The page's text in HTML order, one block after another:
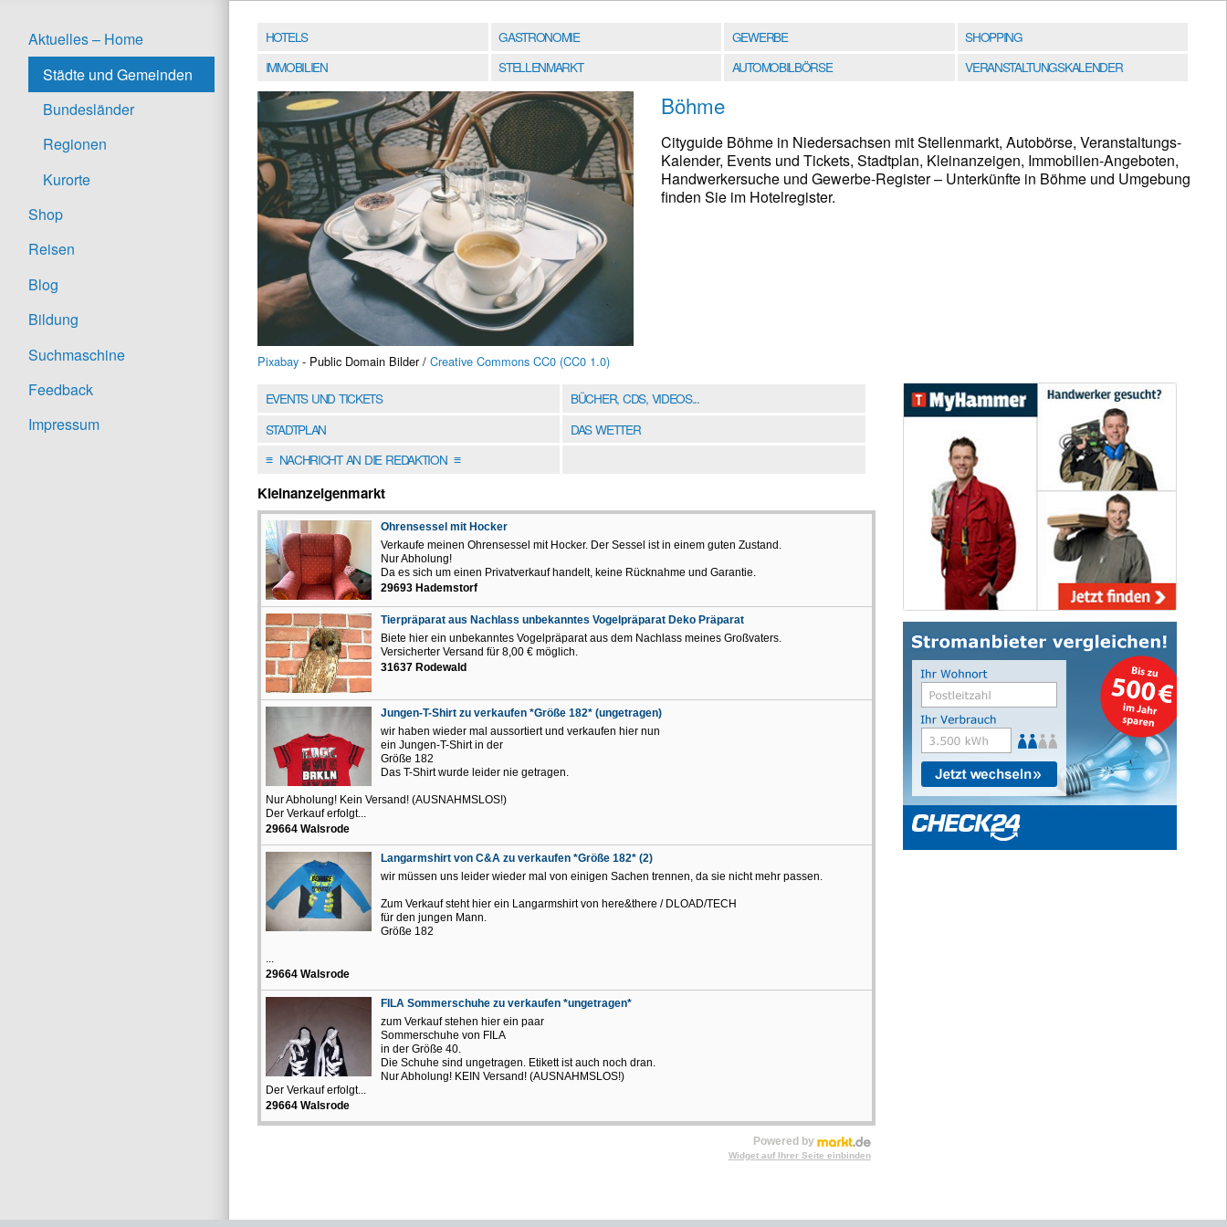
Aktuelles – Home
Städte und Gemeinden
Bundesländer
Regionen
Kurorte
Shop
Reisen
Blog
Bildung
Suchmaschine
Feedback
Impressum
HOTELS GASTRONOMIE GEWERBE
SHOPPING
IMMOBILIEN
STELLENMARKT AUTOMOBILBÖRSE VERANSTALTUNGSKALENDER
Pixabay - Public Domain Bilder / Creative Commons CC0 (CC0 1.0)
Böhme
Cityguide Böhme in Niedersachsen mit Stellenmarkt, Autobörse, Veranstaltungs-
Kalender, Events und Tickets, Stadtplan, Kleinanzeigen, Immobilien-Angeboten,
Handwerkersuche und Gewerbe-Register – Unterkünfte in Böhme und Umgebung
finden Sie im Hotelregister.
EVENTS UND TICKETS
BÜCHER, CDS, VIDEOS...
STADTPLAN
DAS WETTER
≡NACHRICHT AN DIE REDAKTION≡
Kleinanzeigenmarkt
Ohrensessel mit Hocker
Verkaufe meinen Ohrensessel mit Hocker. Der Sessel ist in einem guten Zustand.
Nur Abholung!
Da es sich um einen Privatverkauf handelt, keine Rücknahme und Garantie.
29693 Hademstorf
Tierpräparat aus Nachlass unbekanntes Vogelpräparat Deko Präparat
Biete hier ein unbekanntes Vogelpräparat aus dem Nachlass meines Großvaters.
Versicherter Versand für 8,00 € möglich.
31637 Rodewald
Jungen-T-Shirt zu verkaufen *Größe 182* (ungetragen)
wir haben wieder mal aussortiert und verkaufen hier nun
ein Jungen-T-Shirt in der
Größe 182
Das T-Shirt wurde leider nie getragen.
Nur Abholung! Kein Versand! (AUSNAHMSLOS!)
Der Verkauf erfolgt...
29664 Walsrode
Langarmshirt von C&A zu verkaufen *Größe 182* (2)
wir müssen uns leider wieder mal von einigen Sachen trennen, da sie nicht mehr passen.
Zum Verkauf steht hier ein Langarmshirt von here&there / DLOAD/TECH
für den jungen Mann.
Größe 182
...
29664 Walsrode
FILA Sommerschuhe zu verkaufen *ungetragen*
zum Verkauf stehen hier ein paar
Sommerschuhe von FILA
in der Größe 40.
Die Schuhe sind ungetragen. Etikett ist auch noch dran.
Nur Abholung! KEIN Versand! (AUSNAHMSLOS!)
Der Verkauf erfolgt...
29664 Walsrode
Powered by
Widget auf Ihrer Seite einbinden